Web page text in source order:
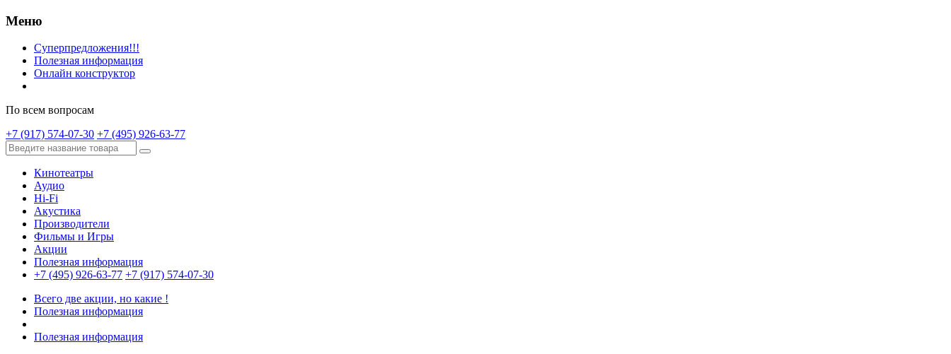
Меню
Суперпредложения!!!
Полезная информация
Онлайн конструктор
По всем вопросам
+7 (917) 574-07-30 +7 (495) 926-63-77
Кинотеатры
Аудио
Hi-Fi
Акустика
Производители
Фильмы и Игры
Акции
Полезная информация
+7 (495) 926-63-77 +7 (917) 574-07-30
Всего две акции, но какие !
Полезная информация
Полезная информация